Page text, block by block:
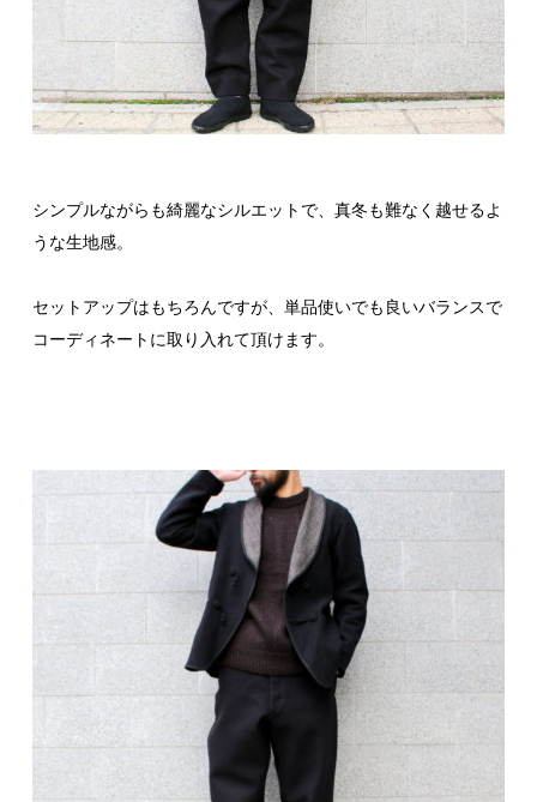
シンプルながらも綺麗なシルエットで、真冬も難なく越せるよ
うな生地感。
セットアップはもちろんですが、単品使いでも良いバランスで
コーディネートに取り入れて頂けます。